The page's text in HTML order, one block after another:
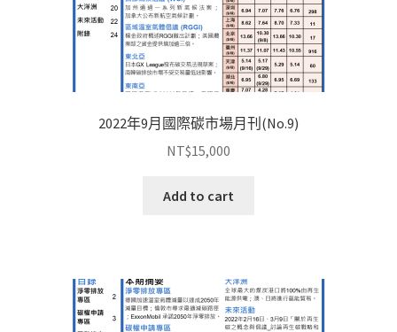
2022年9月國際碳市場月刊(No.9)
NT$15,000
Add to cart